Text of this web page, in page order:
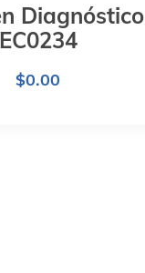
Diagnóstico
EC0234
$0.00